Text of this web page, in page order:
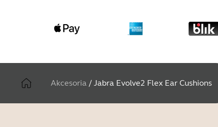
Akcesoria / Jabra Evolve2 Flex Ear Cushions